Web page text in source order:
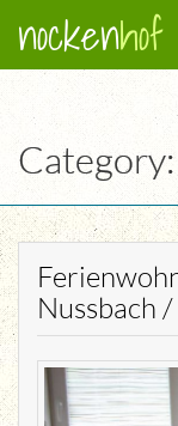
nockenhof
Nussbach